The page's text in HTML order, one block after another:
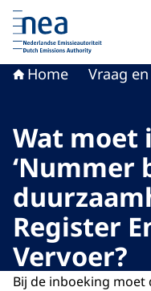
Naar de homepage
Home Vraag
Wat moet
‘Nummer
Register
Vervoer?
Bij de inboeking